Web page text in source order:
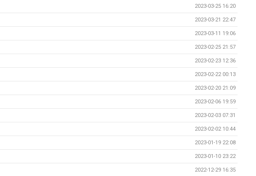
2023-03-25 16:20
2023-03-21 22:47
2023-03-11 19:06
2023-02-25 21:57
2023-02-23 12:36
2023-02-22 00:13
2023-02-20 21:09
2023-02-06 19:59
2023-02-03 07:31
2023-02-02 10:44
2023-01-19 22:08
2023-01-10 23:22
2022-12-29 16:35